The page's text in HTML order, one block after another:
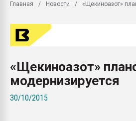
Главная Новости «Щекиноазот»
«Щекиноазот»
модернизируется
30/10/2015